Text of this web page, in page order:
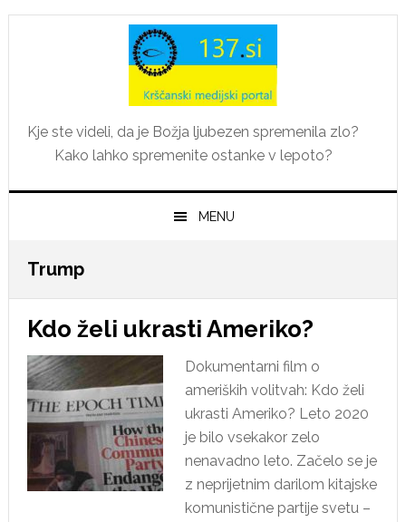
Skip
Skip
Skip
Skip
Kje ste videli, da je Božja ljubezen spremenila zlo?
Kako lahko spremenite ostanke v lepoto?
MENU
Trump
Kdo želi ukrasti Ameriko?
Dokumentarni film o
ameriških volitvah: Kdo želi
ukrasti Ameriko? Leto 2020
je bilo vsekakor zelo
nenavadno leto. Začelo se je
z neprijetnim darilom kitajske
komunistične partije svetu –